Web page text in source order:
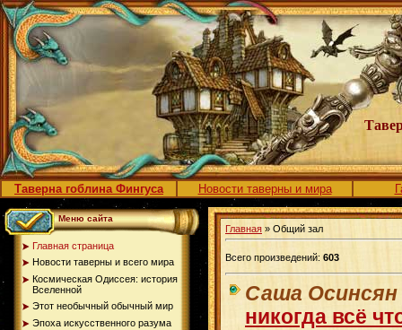
Таверна гоблина Фингуса Новости таверны и мира
Меню сайта
Главная страница
Новости таверны и всего мира
Космическая Одиссея: история
Вселенной
Этот необычный обычный мир
Эпоха искусственного разума
Главная » Общий зал
Всего произведений: 603
Саша Осинсян
никогда всё